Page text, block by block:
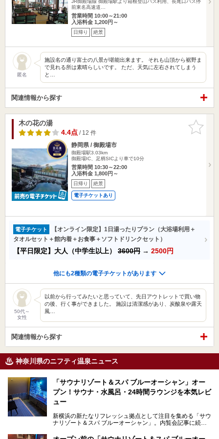
JR御殿場線 御殿場駅より箱根登山バス利用、長尾口バス停
前東名高速道…
営業時間 10:00～21:00
入浴料金 1,200円～
日帰り 絶景
匿名
施設名の通り富士の八景が堪能出来ます。 それも山頂から裾野ま
で見れる所は素晴らしいです。 ただ、天気に左右されてしまう
と…
関連情報から探す
お気に入
りに追加
木の花の湯
4.4点/ 12 件
静岡県 / 御殿場市
御殿場駅3.03km
御殿場IC、足柄SICより車で10分
営業時間 10:30～22:00
入浴料金 1,800円～
日帰り 絶景
電子チケットあり
電子チケット
【オンライン限定】1日湯ったりプラン（大浴場利用＋
タオルセット＋館内着＋お食事＋ソフトドリンクセット）
【平日限定】大人（中学生以上） 3600円 → 2500円
他にも2種類の電子チケットがあります
50代～
女性
以前から行ってみたいと思っていて、先日アウトレットで買い物
の後、行く事ができました。 施設は清潔感があり、炭酸泉や露天
風…
関連情報から探す
神奈川県のニフティ温泉ニュース
「サウナリゾート＆スパ ブルーオーシャン」オー
プン！サウナ・水風呂・24時間ラウンジを本気レビ
ュー
新横浜の新たなリフレッシュ拠点として注目を集める「サウ
ナリゾート＆スパ ブルーオーシャン」。内覧会記事に続
す。サウナや水風呂の気持ちよさはもちろん、リラックスス